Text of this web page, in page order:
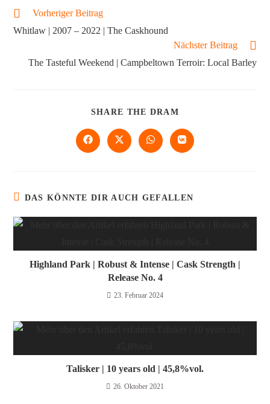
Vorheriger Beitrag
Whitlaw | 2007 – 2022 | The Caskhound
Nächster Beitrag
The Tasteful Weekend | Campbeltown Terroir: Local Barley
SHARE THE DRAM
DAS KÖNNTE DIR AUCH GEFALLEN
Highland Park | Robust & Intense | Cask Strength |
Release No. 4
23. Februar 2024
Talisker | 10 years old | 45,8%vol.
26. Oktober 2021